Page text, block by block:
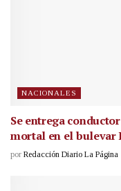
NACIONALES
Se entrega
mortal en el bulevar
por Redacción Diario La Página